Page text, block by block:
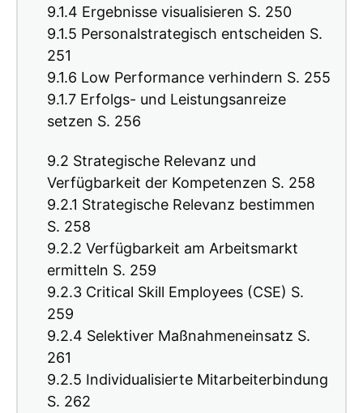
9.1.4 Ergebnisse visualisieren S. 250
9.1.5 Personalstrategisch entscheiden S.
251
9.1.6 Low Performance verhindern S. 255
9.1.7 Erfolgs- und Leistungsanreize
setzen S. 256
9.2 Strategische Relevanz und
Verfügbarkeit der Kompetenzen S. 258
9.2.1 Strategische Relevanz bestimmen
S. 258
9.2.2 Verfügbarkeit am Arbeitsmarkt
ermitteln S. 259
9.2.3 Critical Skill Employees (CSE) S.
259
9.2.4 Selektiver Maßnahmeneinsatz S.
261
9.2.5 Individualisierte Mitarbeiterbindung
S. 262